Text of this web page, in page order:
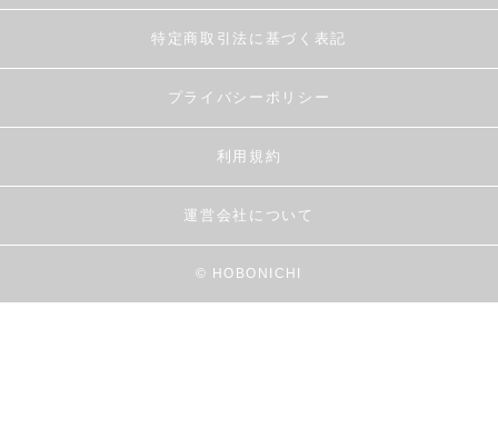
特定商取引法に基づく表記
プライバシーポリシー
利用規約
運営会社について
© HOBONICHI